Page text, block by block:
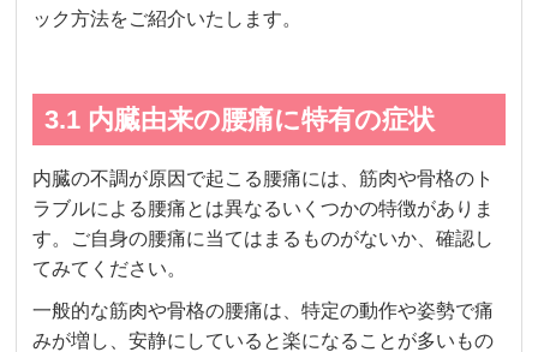
ック方法をご紹介いたします。
3.1 内臓由来の腰痛に特有の症状
内臓の不調が原因で起こる腰痛には、筋肉や骨格のト
ラブルによる腰痛とは異なるいくつかの特徴がありま
す。ご自身の腰痛に当てはまるものがないか、確認し
てみてください。
一般的な筋肉や骨格の腰痛は、特定の動作や姿勢で痛
みが増し、安静にしていると楽になることが多いもの